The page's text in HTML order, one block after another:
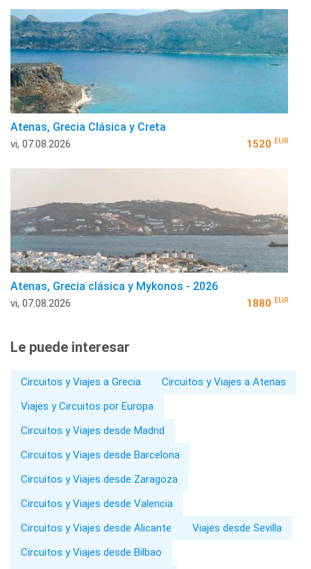
Atenas, Grecia Clásica y Creta
vi, 07.08.2026 1520 EUR
Atenas, Grecia clásica y Mykonos - 2026
vi, 07.08.2026 1880 EUR
Le puede interesar
Circuitos y Viajes a Grecia
Circuitos y Viajes a Atenas
Viajes y Circuitos por Europa
Circuitos y Viajes desde Madrid
Circuitos y Viajes desde Barcelona
Circuitos y Viajes desde Zaragoza
Circuitos y Viajes desde Valencia
Circuitos y Viajes desde Alicante
Viajes desde Sevilla
Circuitos y Viajes desde Bilbao